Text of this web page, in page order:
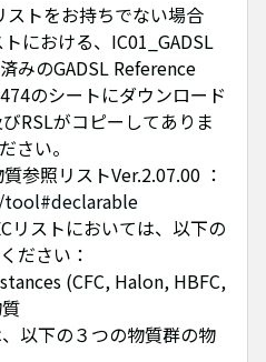
ストをお持ちでない場合
における、IC01_GADSL
みのGADSL Reference
のシートにダウンロード
RSLがコピーしてありま
さい。
参照リストVer.2.07.00 ：
リストにおいては、以下の
ださい：
(CFC, Halon, HBFC,
以下の３つの物質群の物